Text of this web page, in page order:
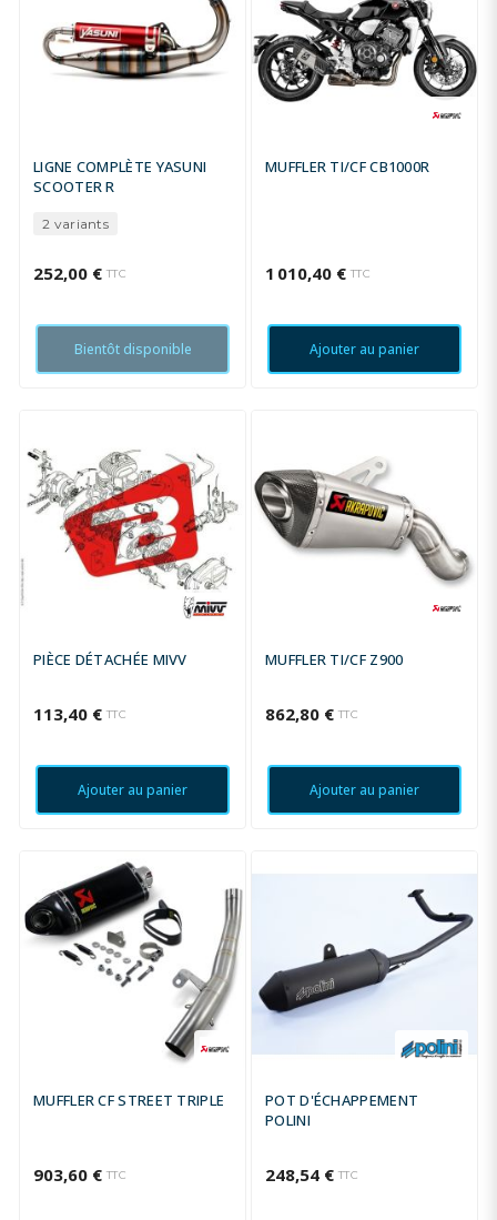
LIGNE COMPLÈTE YASUNI
SCOOTER R
2 variants
252,00 € TTC
Bientôt disponible
MUFFLER TI/CF CB1000R
1 010,40 € TTC
Ajouter au panier
PIÈCE DÉTACHÉE MIVV
113,40 € TTC
Ajouter au panier
MUFFLER TI/CF Z900
862,80 € TTC
Ajouter au panier
MUFFLER CF STREET TRIPLE
903,60 € TTC
POT D'ÉCHAPPEMENT
POLINI
248,54 € TTC